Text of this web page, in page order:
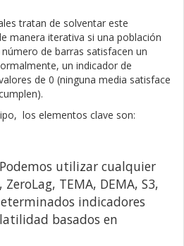
tratan de solventar este
manera iterativa si una población
de barras satisfacen un
un indicador de
de 0 (ninguna media satisface
los elementos clave son:
utilizar cualquier
TEMA, DEMA, S3,
indicadores
basados en